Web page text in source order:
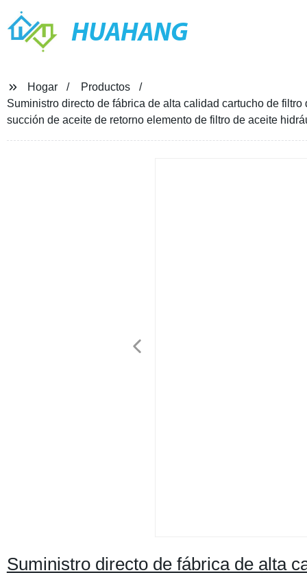
HUAHANG
Hogar
Productos
Suministro directo de fábrica de alta calidad cartucho de
succión de aceite de retorno elemento de filtro de aceite
Suministro directo de fábrica de alta